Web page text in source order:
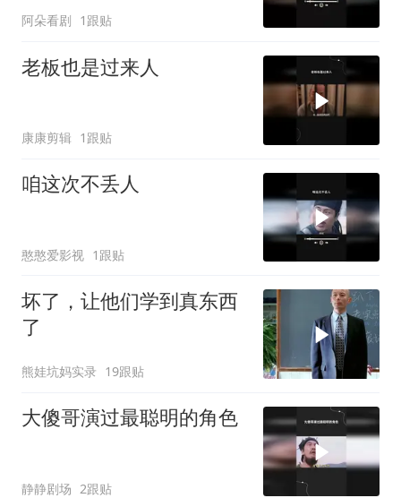
阿朵看剧 1跟贴
老板也是过来人
康康剪辑 1跟贴
咱这次不丢人
憨憨爱影视 1跟贴
坏了，让他们学到真东西
了
熊娃坑妈实录 19跟贴
大傻哥演过最聪明的角色
静静剧场 2跟贴